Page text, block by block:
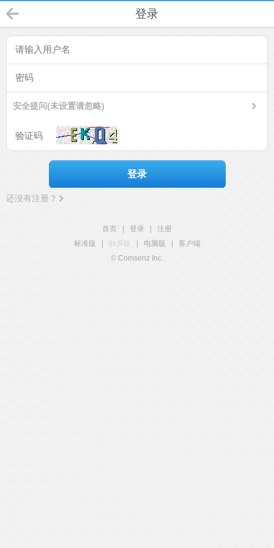
登录
安全提问(未设置请忽略)
登录
还没有注册？
首页 登录
注册
标准版
触屏版 电脑版
客户端
© Comsenz Inc.